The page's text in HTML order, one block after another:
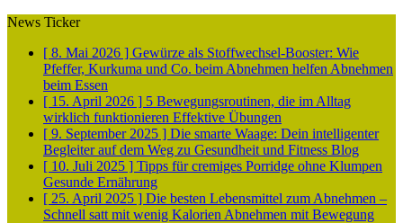
News Ticker
[ 8. Mai 2026 ] Gewürze als Stoffwechsel-Booster: Wie
Pfeffer, Kurkuma und Co. beim Abnehmen helfen Abnehmen
beim Essen
[ 15. April 2026 ] 5 Bewegungsroutinen, die im Alltag
wirklich funktionieren Effektive Übungen
[ 9. September 2025 ] Die smarte Waage: Dein intelligenter
Begleiter auf dem Weg zu Gesundheit und Fitness Blog
[ 10. Juli 2025 ] Tipps für cremiges Porridge ohne Klumpen
Gesunde Ernährung
[ 25. April 2025 ] Die besten Lebensmittel zum Abnehmen –
Schnell satt mit wenig Kalorien Abnehmen mit Bewegung